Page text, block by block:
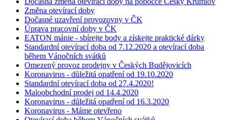
Změna otevírací doby
Dočasné uzavření provozovny v ČK
Úprava pracovní doby v ČK
EATON mánie - sbírejte body a získejte praktické dárky
Standardní otevírací doba od 7.12.2020 a otevírací doba
během Vánočních svátků
Omezený provoz prodejny v Českých Budějovicích
Koronavirus - důležitá opatření od 19.10.2020
Standardní otevírací doba od 27.4.2020!
Maloobchodní prodej od 14.4.2020
Koronavirus - důležitá opatření od 16.3.2020
Koronavirus - Máme otevřeno